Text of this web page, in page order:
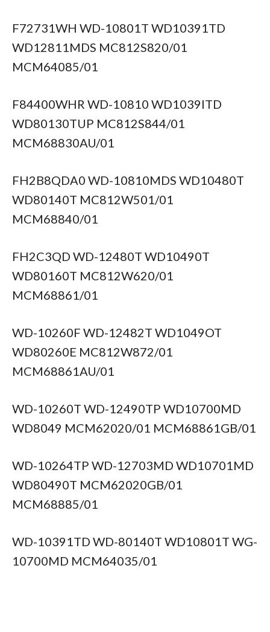
F72731WH WD-10801T WD10391TD
WD12811MDS MC812S820/01
MCM64085/01
F84400WHR WD-10810 WD1039ITD
WD80130TUP MC812S844/01
MCM68830AU/01
FH2B8QDA0 WD-10810MDS WD10480T
WD80140T MC812W501/01
MCM68840/01
FH2C3QD WD-12480T WD10490T
WD80160T MC812W620/01
MCM68861/01
WD-10260F WD-12482T WD1049OT
WD80260E MC812W872/01
MCM68861AU/01
WD-10260T WD-12490TP WD10700MD
WD8049 MCM62020/01 MCM68861GB/01
WD-10264TP WD-12703MD WD10701MD
WD80490T MCM62020GB/01
MCM68885/01
WD-10391TD WD-80140T WD10801T WG-
10700MD MCM64035/01